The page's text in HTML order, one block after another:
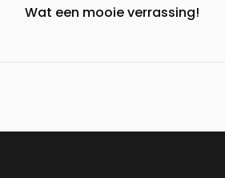
Wat een mooie verrassing!